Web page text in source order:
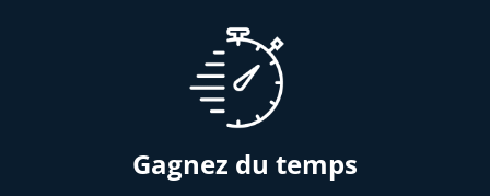
Gagnez du temps